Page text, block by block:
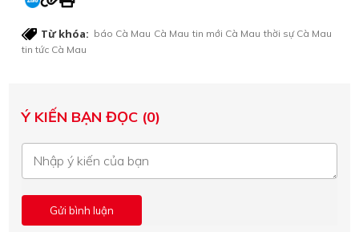
Từ khóa: báo Cà Mau Cà Mau tin mới Cà Mau thời sự Cà Mau
tin tức Cà Mau
Ý KIẾN BẠN ĐỌC (0)